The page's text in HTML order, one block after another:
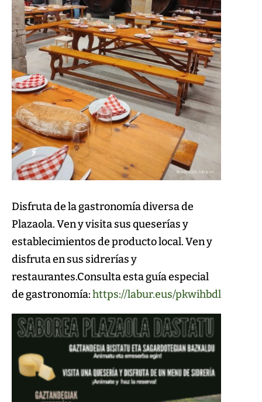
Disfruta de la gastronomía diversa de
Plazaola. Ven y visita sus queserías y
establecimientos de producto local. Ven y
disfruta en sus sidrerías y
restaurantes.Consulta esta guía especial
de gastronomía:https://labur.eus/pkwihbdl